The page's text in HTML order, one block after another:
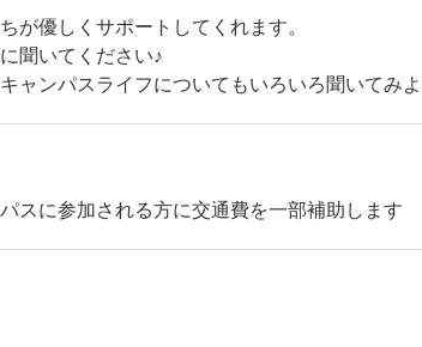
が優しくサポートしてくれます。
聞いてください♪
ャンパスライフについてもいろいろ聞いてみよ
スに参加される方に交通費を一部補助します